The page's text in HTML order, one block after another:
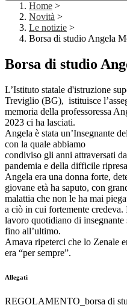
Home >
Novità >
Le notizie >
Borsa di studio Angela
Borsa di studio
L’Istituto statale d'istruzione
Treviglio (BG), istituisce
memoria della professoressa
2023 ci ha lasciati.
Angela è stata un’Insegnante
con la quale abbiamo
condiviso gli anni attraversati
pandemia e della difficile
Angela era una donna forte,
giovane età ha saputo, con
malattia che non le ha mai
a ciò in cui fortemente
lavoro quotidiano di
fino all’ultimo.
Amava ripeterci che lo Zenale
era “per sempre”.
Allegati
REGOLAMENTO_borsa di